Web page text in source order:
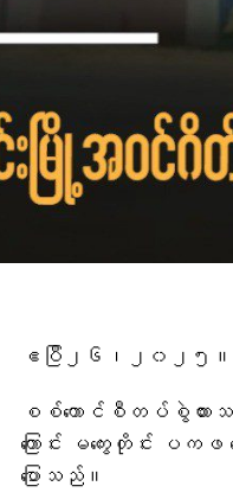
ဧပြီ၂၆၊၂၀၂၅။ရဲခေ
စစ်ကောင်စီတပ်စွဲထာ
ကြောင်း မကွေးတိုင်း ပက
ပြောသည်။